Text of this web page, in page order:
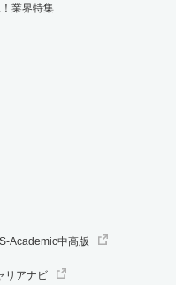
業界特集
Academic中高版
リアナビ